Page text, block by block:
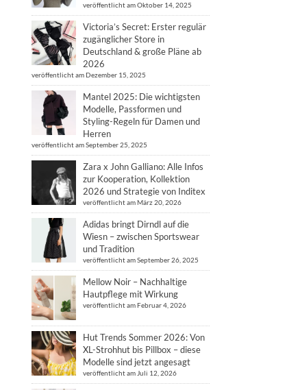
veröffentlicht am Oktober 14, 2025
Victoria’s Secret: Erster regulär
zugänglicher Store in
Deutschland & große Pläne ab
2026
veröffentlicht am Dezember 15, 2025
Mantel 2025: Die wichtigsten
Modelle, Passformen und
Styling-Regeln für Damen und
Herren
veröffentlicht am September 25, 2025
Zara x John Galliano: Alle Infos
zur Kooperation, Kollektion
2026 und Strategie von Inditex
veröffentlicht am März 20, 2026
Adidas bringt Dirndl auf die
Wiesn – zwischen Sportswear
und Tradition
veröffentlicht am September 26, 2025
Mellow Noir – Nachhaltige
Hautpflege mit Wirkung
veröffentlicht am Februar 4, 2026
Hut Trends Sommer 2026: Von
XL-Strohhut bis Pillbox – diese
Modelle sind jetzt angesagt
veröffentlicht am Juli 12, 2026